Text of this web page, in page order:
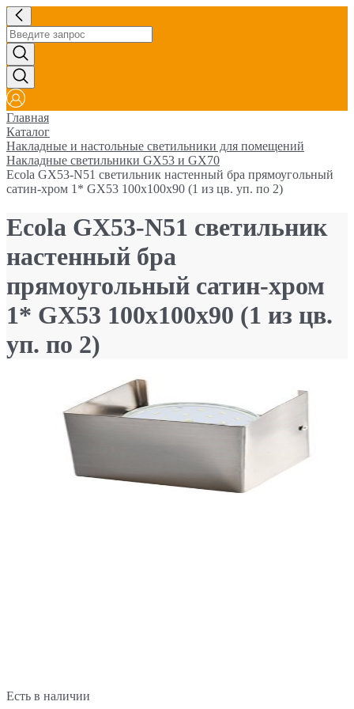
Главная
Каталог
Накладные и настольные светильники для помещений
Накладные светильники GX53 и GX70
Ecola GX53-N51 светильник настенный бра прямоугольный
сатин-хром 1* GX53 100х100х90 (1 из цв. уп. по 2)
Ecola GX53-N51 светильник
настенный бра
прямоугольный сатин-хром
1* GX53 100х100х90 (1 из цв.
уп. по 2)
Есть в наличии